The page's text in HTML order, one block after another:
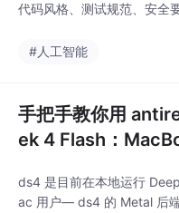
代码风格、测试规范、安全
名约定、类型注解要求）测
#人工智能
手把手教你用
ek 4 Flash：
ds4 是目前在本地运行
ac 用户— ds4 的 Metal 后